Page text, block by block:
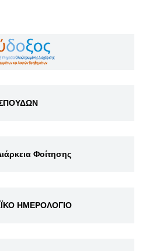
Φοίτησης
ΗΜΕΡΟΛΟΓΙΟ